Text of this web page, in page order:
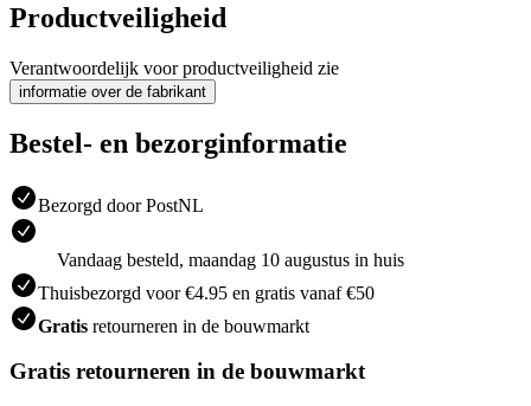
Productveiligheid
Verantwoordelijk voor productveiligheid zie
informatie over de fabrikant
Bestel- en bezorginformatie
Bezorgd door PostNL
Vandaag besteld, maandag 10 augustus in huis
Thuisbezorgd voor €4.95 en gratis vanaf €50
Gratis retourneren in de bouwmarkt
Gratis retourneren in de bouwmarkt